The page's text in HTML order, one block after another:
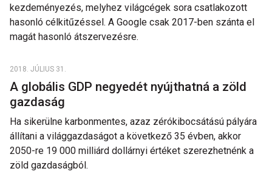
kezdeményezés, melyhez világcégek sora csatlakozott
hasonló célkitűzéssel. A Google csak 2017-ben szánta el
magát hasonló átszervezésre.
2018. JÚLIUS 31.
A globális GDP negyedét nyújthatná a zöld
gazdaság
Ha sikerülne karbonmentes, azaz zérókibocsátású pályára
állítani a világgazdaságot a következő 35 évben, akkor
2050-re 19 000 milliárd dollárnyi értéket szerezhetnénk a
zöld gazdaságból.